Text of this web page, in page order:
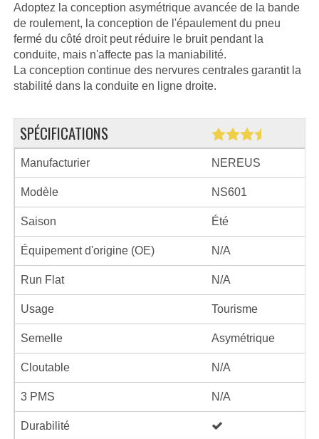
Adoptez la conception asymétrique avancée de la bande
de roulement, la conception de l'épaulement du pneu
fermé du côté droit peut réduire le bruit pendant la
conduite, mais n'affecte pas la maniabilité.
La conception continue des nervures centrales garantit la
stabilité dans la conduite en ligne droite.
SPÉCIFICATIONS
Manufacturier NEREUS
Modèle NS601
Saison Été
Équipement d'origine (OE) N/A
Run Flat N/A
Usage Tourisme
Semelle Asymétrique
Cloutable N/A
3 PMS N/A
Durabilité